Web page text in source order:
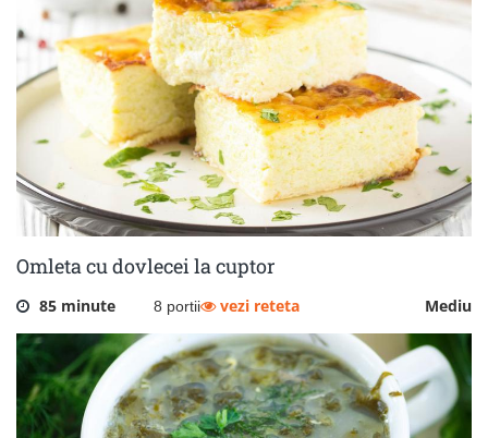
Omleta cu dovlecei la cuptor
85 minute 8 portii Mediu
vezi reteta